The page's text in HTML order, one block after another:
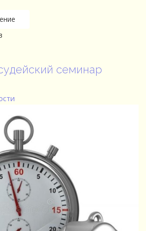
семинар